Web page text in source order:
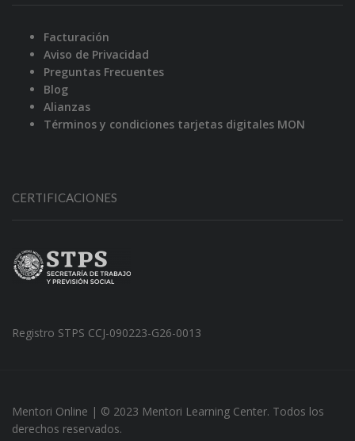
Facturación
Aviso de Privacidad
Preguntas Frecuentes
Blog
Alianzas
Términos y condiciones tarjetas digitales MON
CERTIFICACIONES
Registro STPS CCJ-090223-G26-0013
Mentori Online | © 2023 Mentori Learning Center. Todos los
derechos reservados.